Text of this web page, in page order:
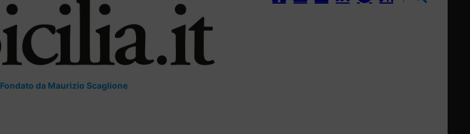
Fondato da Maurizio Scaglione